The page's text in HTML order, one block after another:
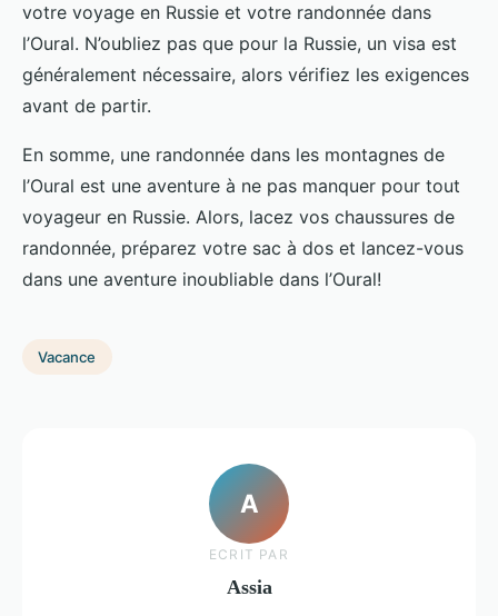
votre voyage en Russie et votre randonnée dans
l’Oural. N’oubliez pas que pour la Russie, un visa est
généralement nécessaire, alors vérifiez les exigences
avant de partir.
En somme, une randonnée dans les montagnes de
l’Oural est une aventure à ne pas manquer pour tout
voyageur en Russie. Alors, lacez vos chaussures de
randonnée, préparez votre sac à dos et lancez-vous
dans une aventure inoubliable dans l’Oural!
Vacance
A
ECRIT PAR
Assia